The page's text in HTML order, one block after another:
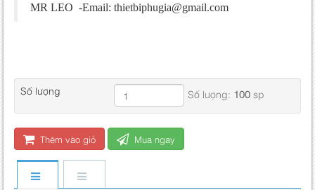
MR LEO -Email: thietbiphugia@gmail.com
Số lượng Số lượng: 100 sp
Thêm vào giỏ Mua ngay